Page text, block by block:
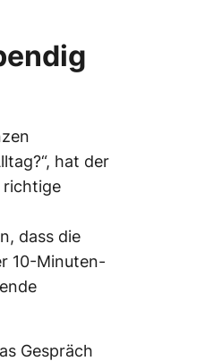
hat der
richtige
dass die
10-Minuten-
Gespräch